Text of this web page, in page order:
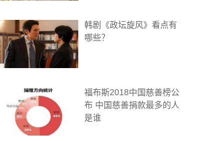
韩剧《政坛旋风》看点有
哪些？
福布斯2018中国慈善榜公
布 中国慈善捐款最多的人
是谁